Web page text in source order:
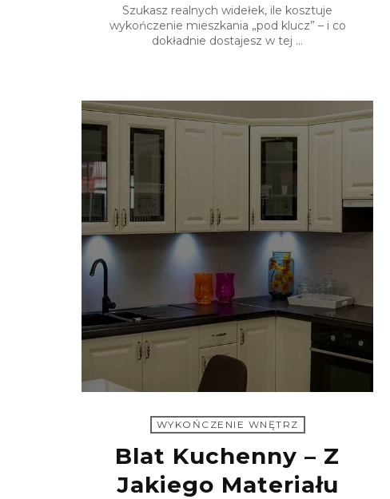
Szukasz realnych widełek, ile kosztuje
wykończenie mieszkania „pod klucz” – i co
dokładnie dostajesz w tej ...
WYKOŃCZENIE WNĘTRZ
Blat Kuchenny – Z
Jakiego Materiału